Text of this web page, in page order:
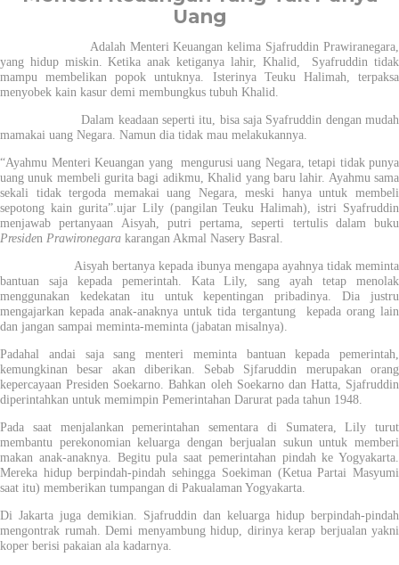
Uang
Adalah Menteri Keuangan kelima Sjafruddin Prawiranegara,
yang hidup miskin. Ketika anak ketiganya lahir, Khalid, Syafruddin tidak
mampu membelikan popok untuknya. Isterinya Teuku Halimah, terpaksa
menyobek kain kasur demi membungkus tubuh Khalid.
Dalam keadaan seperti itu, bisa saja Syafruddin dengan mudah
mamakai uang Negara. Namun dia tidak mau melakukannya.
“Ayahmu Menteri Keuangan yang mengurusi uang Negara, tetapi tidak punya
uang unuk membeli gurita bagi adikmu, Khalid yang baru lahir. Ayahmu sama
sekali tidak tergoda memakai uang Negara, meski hanya untuk membeli
sepotong kain gurita”.ujar Lily (pangilan Teuku Halimah), istri Syafruddin
menjawab pertanyaan Aisyah, putri pertama, seperti tertulis dalam buku
Presiden Prawironegara karangan Akmal Nasery Basral.
Aisyah bertanya kepada ibunya mengapa ayahnya tidak meminta
bantuan saja kepada pemerintah. Kata Lily, sang ayah tetap menolak
menggunakan kedekatan itu untuk kepentingan pribadinya. Dia justru
mengajarkan kepada anak-anaknya untuk tida tergantung kepada orang lain
dan jangan sampai meminta-meminta (jabatan misalnya).
Padahal andai saja sang menteri meminta bantuan kepada pemerintah,
kemungkinan besar akan diberikan. Sebab Sjfaruddin merupakan orang
kepercayaan Presiden Soekarno. Bahkan oleh Soekarno dan Hatta, Sjafruddin
diperintahkan untuk memimpin Pemerintahan Darurat pada tahun 1948.
Pada saat menjalankan pemerintahan sementara di Sumatera, Lily turut
membantu perekonomian keluarga dengan berjualan sukun untuk memberi
makan anak-anaknya. Begitu pula saat pemerintahan pindah ke Yogyakarta.
Mereka hidup berpindah-pindah sehingga Soekiman (Ketua Partai Masyumi
saat itu) memberikan tumpangan di Pakualaman Yogyakarta.
Di Jakarta juga demikian. Sjafruddin dan keluarga hidup berpindah-pindah
mengontrak rumah. Demi menyambung hidup, dirinya kerap berjualan yakni
koper berisi pakaian ala kadarnya.